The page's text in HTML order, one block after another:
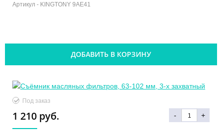
Артикул - KINGTONY 9АЕ41
ДОБАВИТЬ В КОРЗИНУ
Под заказ
1 210 руб. - +